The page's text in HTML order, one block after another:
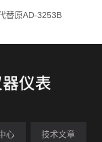
替原AD-3253B
心 技术文章